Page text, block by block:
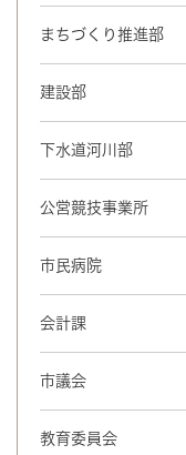
まちづくり推進部
建設部
下水道河川部
公営競技事業所
市民病院
会計課
市議会
教育委員会